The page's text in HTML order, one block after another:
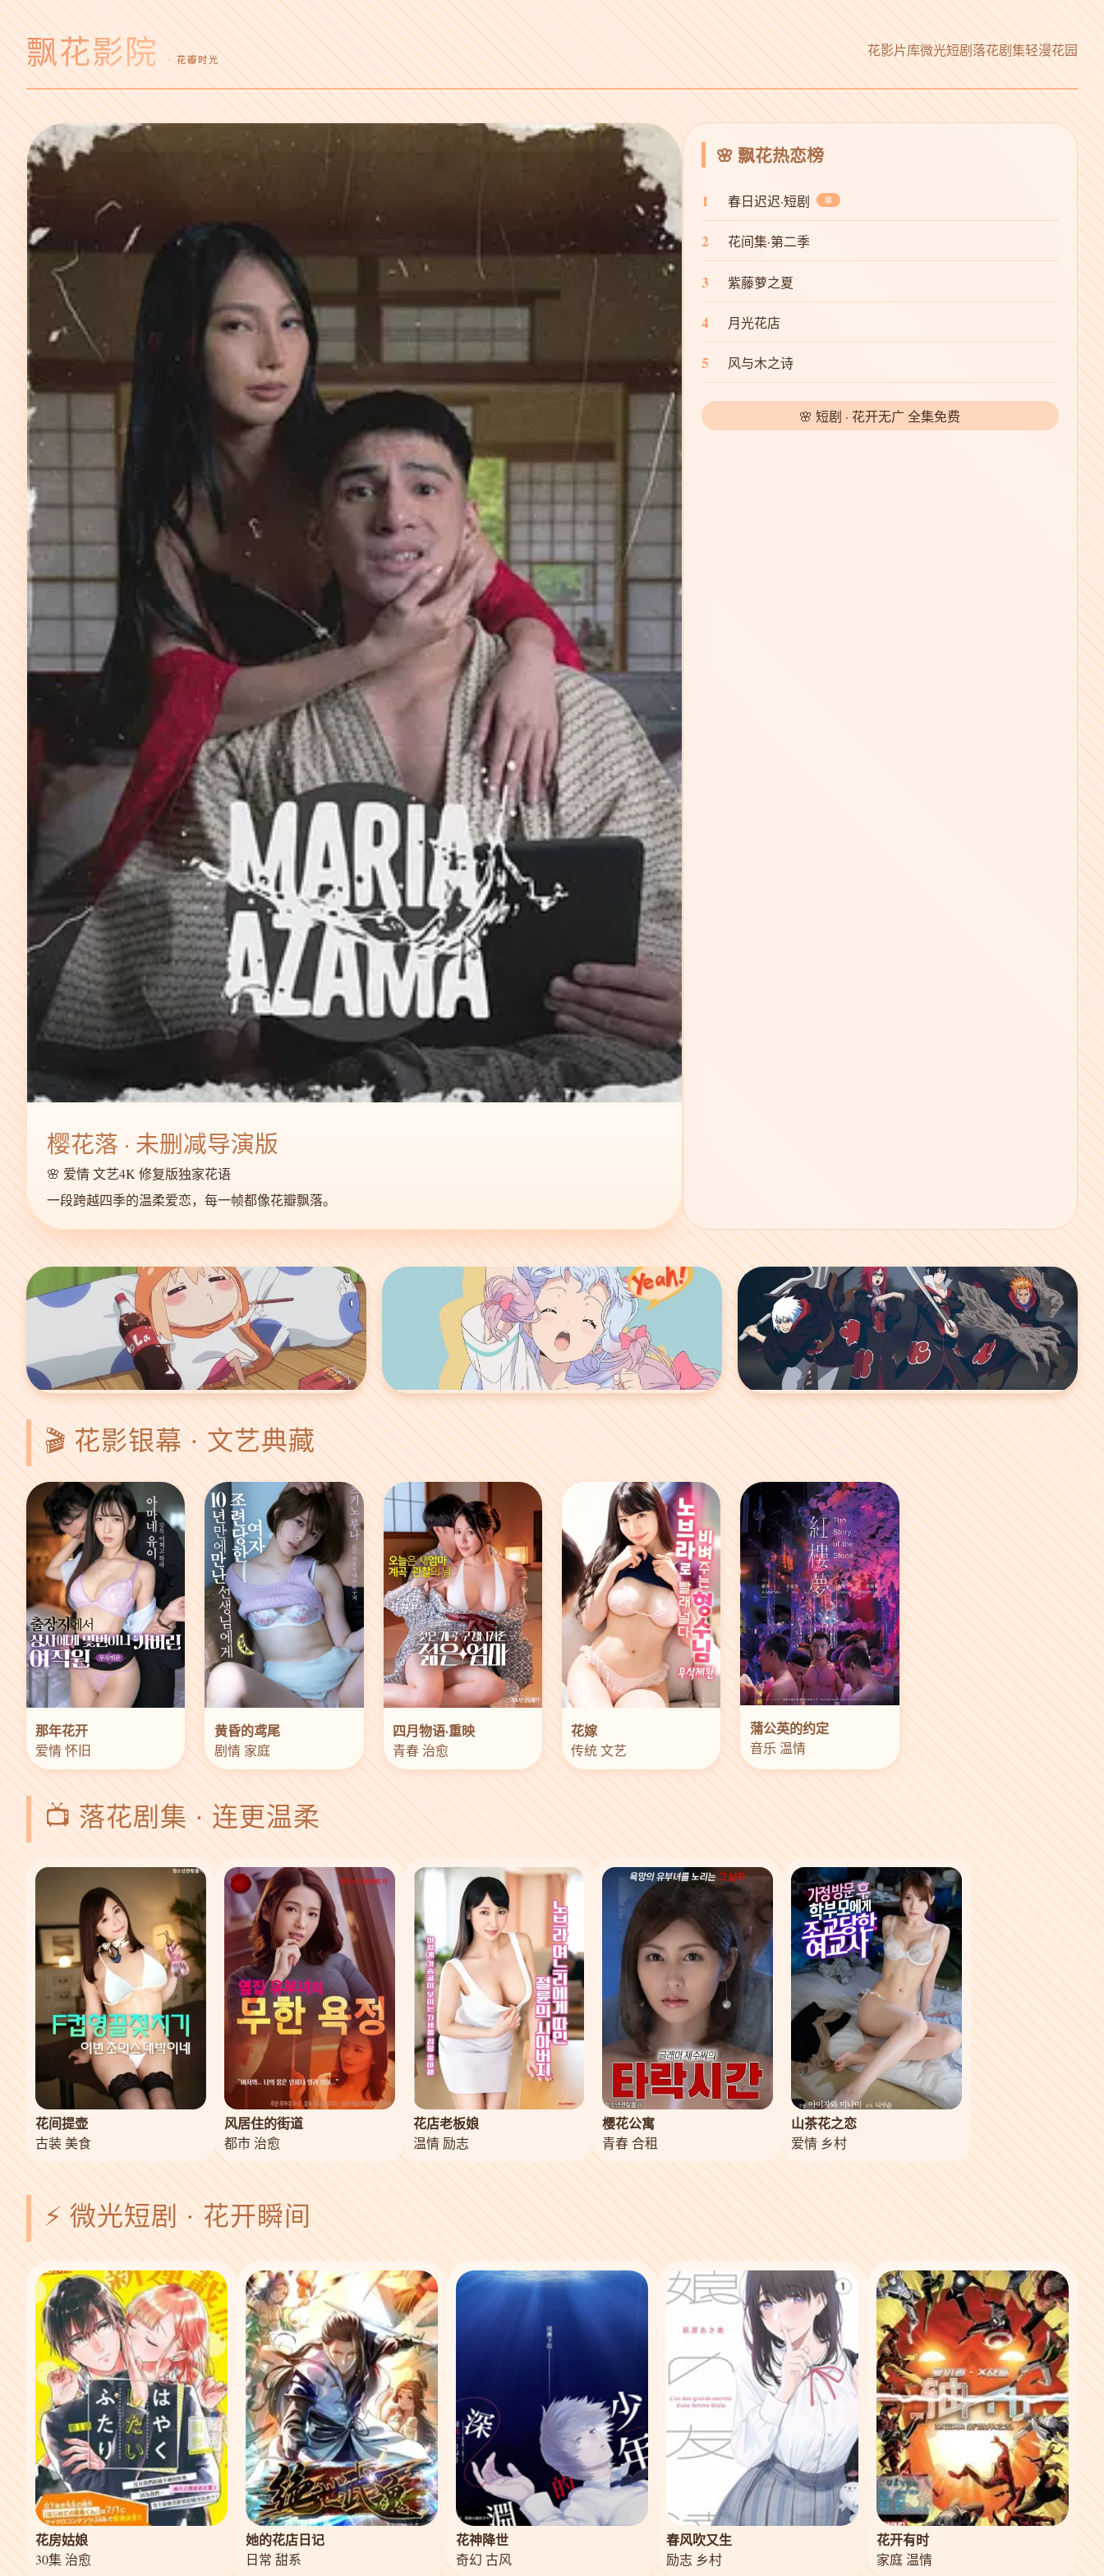
飘花影院 · 花瓣时光
花影片库微光短剧落花剧集轻漫花园
樱花落 · 未删减导演版
🌸 爱情 文艺4K 修复版独家花语
一段跨越四季的温柔爱恋，每一帧都像花瓣飘落。
🌸 飘花热恋榜
1 春日迟迟·短剧 爆
2 花间集·第二季
3 紫藤萝之夏
4 月光花店
5 风与木之诗
🌸 短剧 · 花开无广 全集免费
🎬 花影银幕 · 文艺典藏
那年花开
爱情 怀旧
黄昏的鸢尾
剧情 家庭
四月物语·重映
青春 治愈
花嫁
传统 文艺
蒲公英的约定
音乐 温情
📺 落花剧集 · 连更温柔
花间提壶
古装 美食
风居住的街道
都市 治愈
花店老板娘
温情 励志
樱花公寓
青春 合租
山茶花之恋
爱情 乡村
⚡ 微光短剧 · 花开瞬间
花房姑娘
30集 治愈
她的花店日记
日常 甜系
花神降世
奇幻 古风
春风吹又生
励志 乡村
花开有时
家庭 温情